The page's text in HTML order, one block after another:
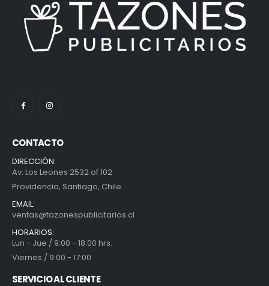
CONTACTO
DIRECCIÓN:
Av. Los Leones 2532 of 102
Providencia, Santiago, Chile
EMAIL:
ventas@tazonespublicitarios.cl
HORARIOS:
Lun - Jue / 9:00 - 18:00 hrs.
Viernes / 9:00 - 17:00
SERVICIO AL CLIENTE